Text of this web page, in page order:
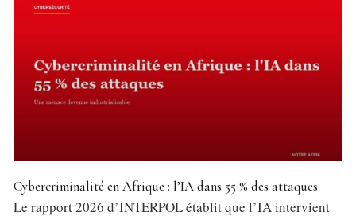
Cybercriminalité en Afrique : l’IA dans 55 % des attaques
Le rapport 2026 d’INTERPOL établit que l’IA intervient